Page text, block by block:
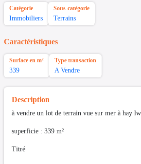
Catégorie
Immobiliers
Sous-catégorie
Terrains
Caractéristiques
Surface en m²
339
Type transaction
A Vendre
Description
à vendre un lot de terrain vue sur mer à hay
superficie : 339 m²
Titré